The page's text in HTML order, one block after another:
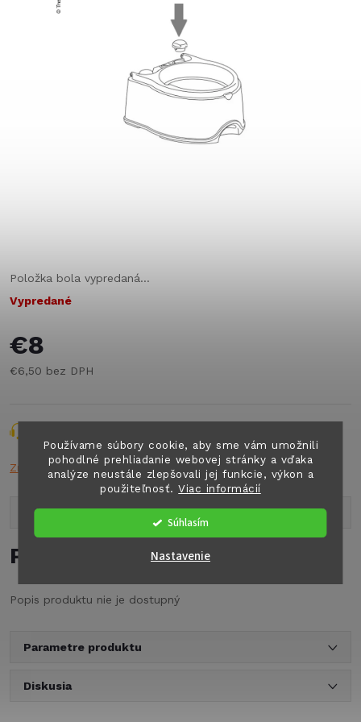
Používame súbory cookie, aby sme vám umožnili
pohodlné prehliadanie webovej stránky a vďaka
analýze neustále zlepšovali jej funkcie, výkon a
použiteľnosť.Viac informácií
Súhlasím
Nastavenie
Položka bola vypredaná…
Vypredané
€8
€6,50 bez DPH
Značka: THETF
Popis produktu
Podrobný popis
Popis produktu nie je dostupný
Parametre produktu
Diskusia